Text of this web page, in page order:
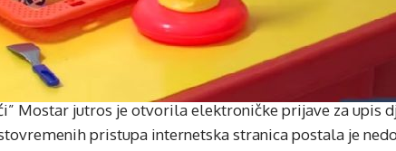
Mostar jutros je otvorila elektroničke prijave za upis
pristupa internetska stranica postala je